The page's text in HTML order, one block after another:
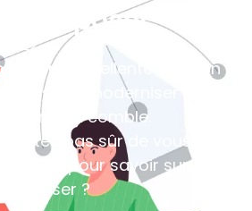
à se poser
est une excellente solution
à moderniser votre
fond en comble.
n’êtes pas sûr de vous ?
d’aide pour savoir sur quoi
focaliser ?